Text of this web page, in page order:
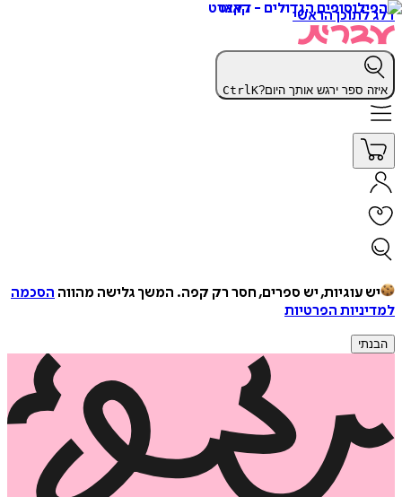
דלג לתוכן הראשי
איזה ספר ירגש אותך היום? CtrlK
יש עוגיות, יש ספרים, חסר רק קפה. המשך גלישה מהווה הסכמה
למדיניות הפרטיות
הבנתי